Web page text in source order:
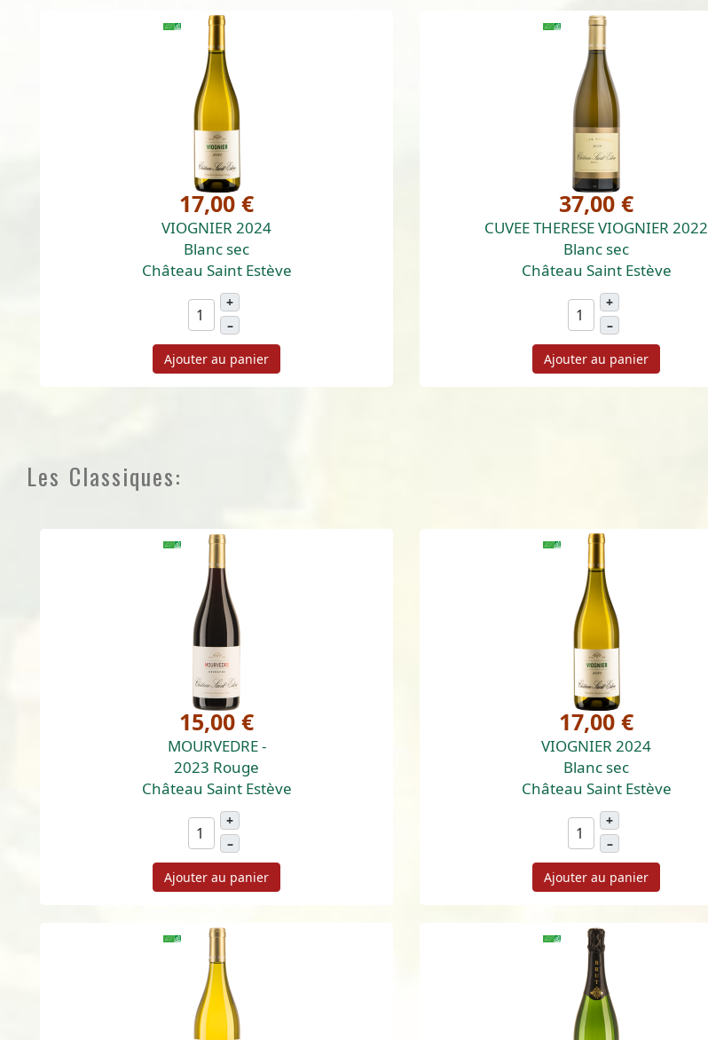
17,00 €
VIOGNIER 2024
Blanc sec
Château Saint Estève
+
–
Ajouter au panier
37,00 €
CUVEE THERESE VIOGNIER 2022
Blanc sec
Château Saint Estève
+
–
Ajouter au panier
Les Classiques:
15,00 €
MOURVEDRE -
2023 Rouge
Château Saint Estève
+
–
Ajouter au panier
17,00 €
VIOGNIER 2024
Blanc sec
Château Saint Estève
+
–
Ajouter au panier